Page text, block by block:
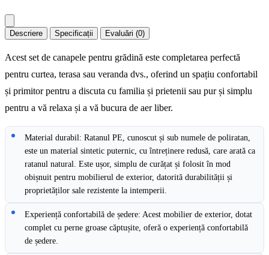
Descriere Specificații Evaluări (0)
Acest set de canapele pentru grădină este completarea perfectă
pentru curtea, terasa sau veranda dvs., oferind un spațiu confortabil
și primitor pentru a discuta cu familia și prietenii sau pur și simplu
pentru a vă relaxa și a vă bucura de aer liber.
Material durabil: Ratanul PE, cunoscut și sub numele de poliratan,
este un material sintetic puternic, cu întreținere redusă, care arată ca
ratanul natural. Este ușor, simplu de curățat și folosit în mod
obișnuit pentru mobilierul de exterior, datorită durabilității și
proprietăților sale rezistente la intemperii.
Experiență confortabilă de ședere: Acest mobilier de exterior, dotat
complet cu perne groase căptușite, oferă o experiență confortabilă
de ședere.